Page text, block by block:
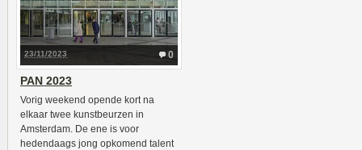
0
23/11/2023
PAN 2023
Vorig weekend opende kort na
elkaar twee kunstbeurzen in
Amsterdam. De ene is voor
hedendaags jong opkomend talent